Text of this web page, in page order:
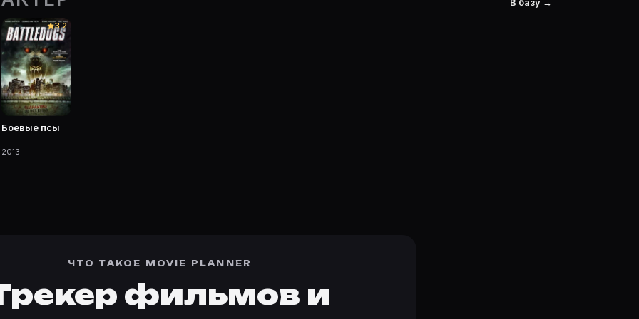
Planner.
сериалы, роли и фото.
3.2
Боевые псы
2013
ЧТО ТАКОЕ MOVIE PLANNER
фильмов и